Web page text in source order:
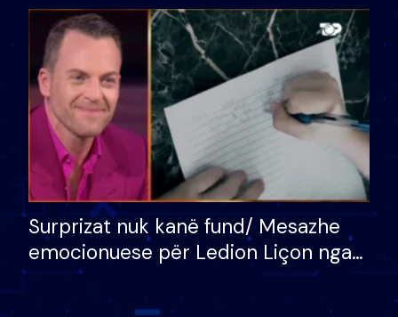
bukura në shtëpinë e BB VIP: Do më
mungojë zilja e mëngjesit kur…
Surprizat nuk kanë fund/ Mesazhe
emocionuese për Ledion Liçon nga
nëna dhe fëmijët e tij, moderatori
nuk i mban dot lotët: Nuk meritoj…